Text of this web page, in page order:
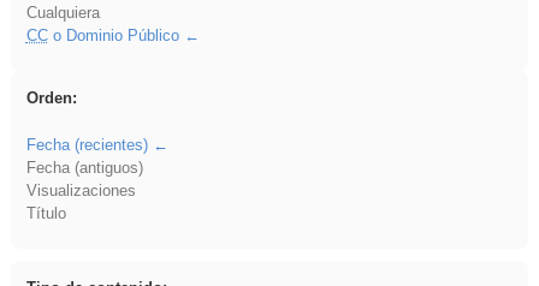
Cualquiera
CCo Dominio Público
Orden:
Fecha (recientes)
Fecha (antiguos)
Visualizaciones
Título